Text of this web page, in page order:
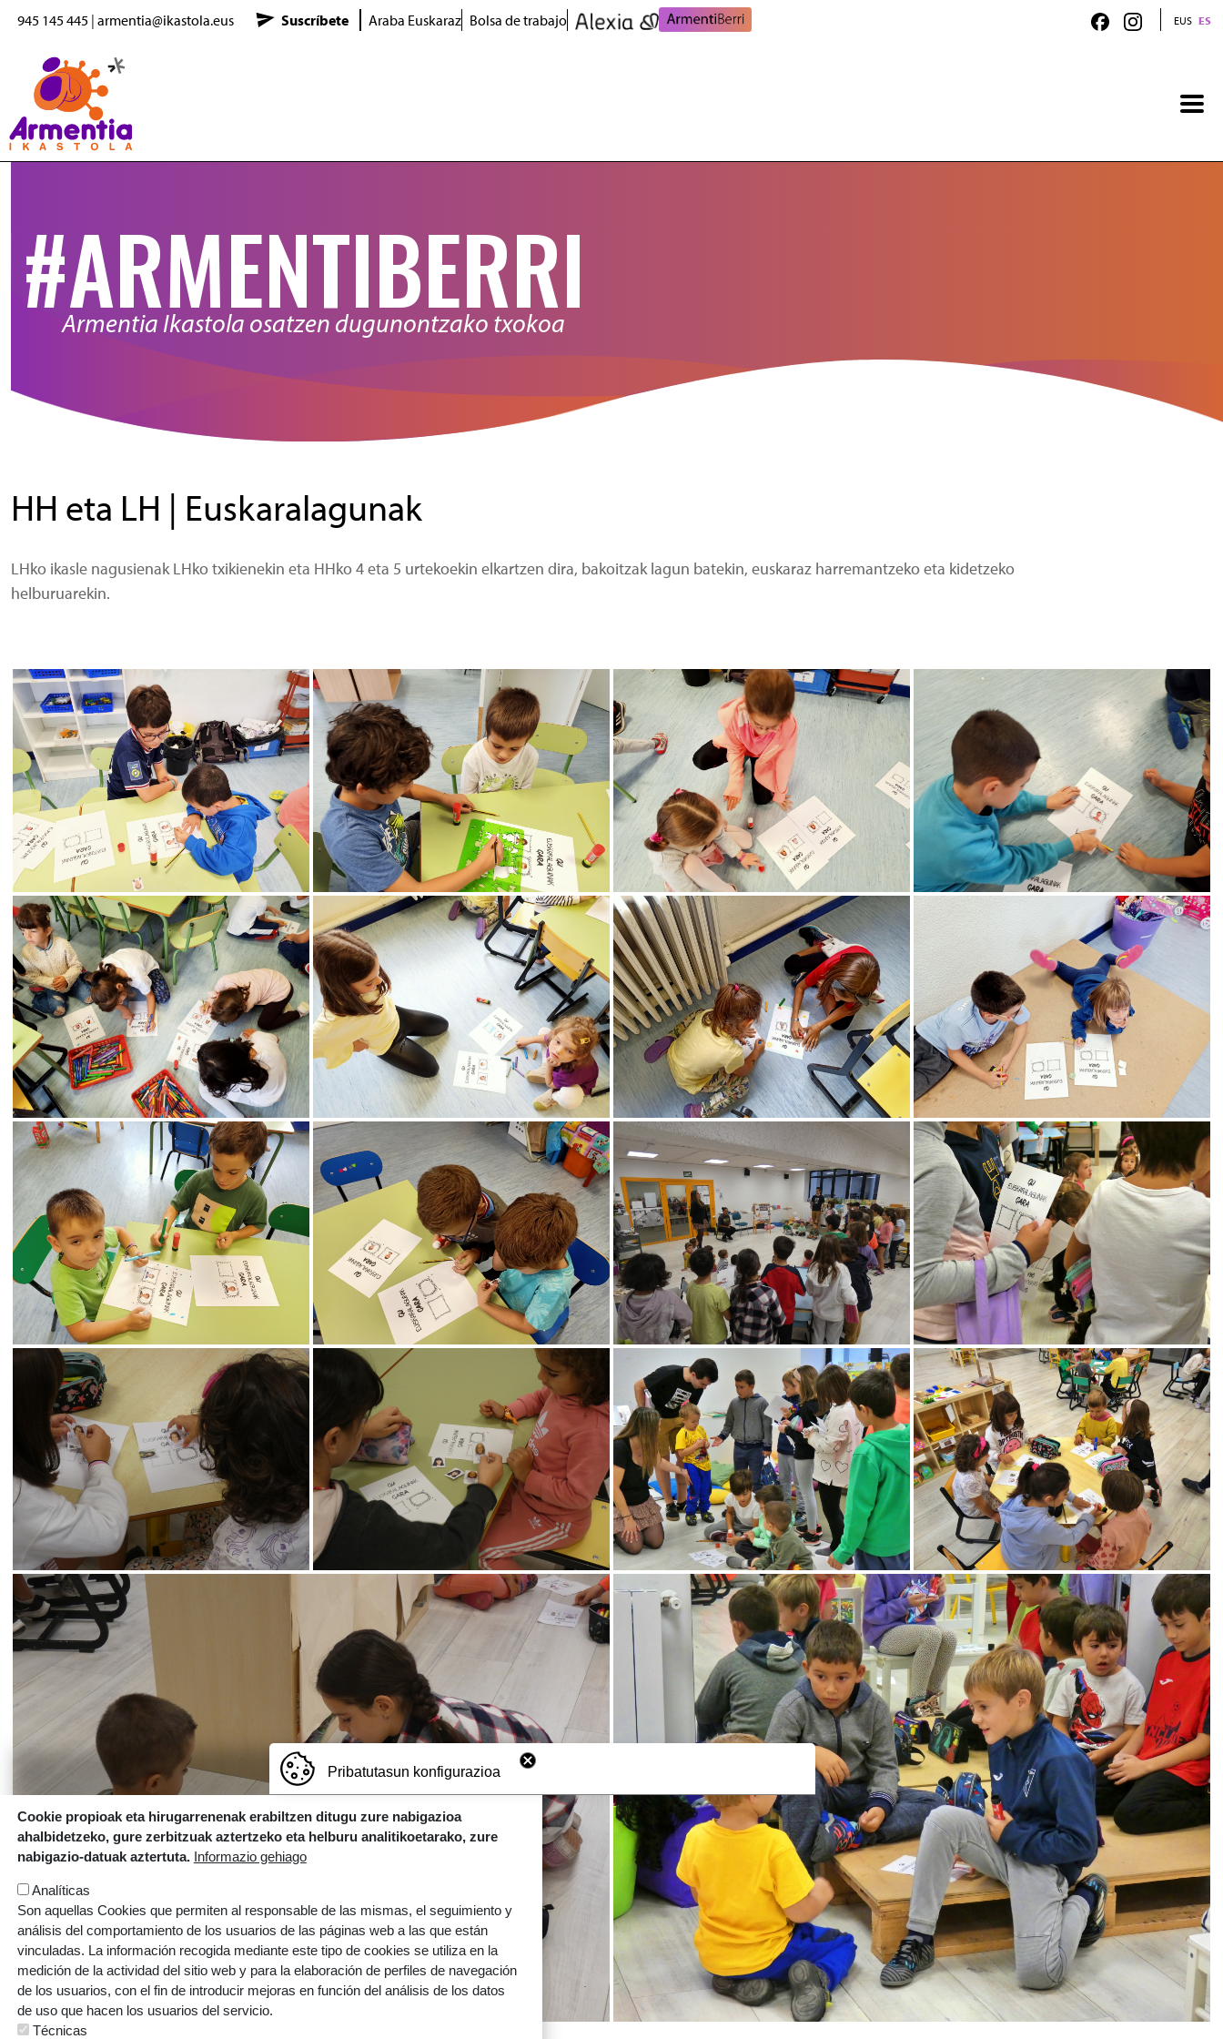
Pasar al contenido principal
945 145 445| armentia@ikastola.eus Suscríbete Araba Euskaraz Bolsa de trabajo EUS ES
#ARMENTIBERRI
Armentia Ikastola osatzen dugunontzako txokoa
HH eta LH | Euskaralagunak
LHko ikasle nagusienak LHko txikienekin eta HHko 4 eta 5 urtekoekin elkartzen dira, bakoitzak lagun batekin, euskaraz harremantzeko eta kidetzeko
helburuarekin.
Pribatutasun konfigurazioa
Cookie propioak eta hirugarrenenak erabiltzen ditugu zure nabigazioa
ahalbidetzeko, gure zerbitzuak aztertzeko eta helburu analitikoetarako, zure
nabigazio-datuak aztertuta. Informazio gehiago
Analíticas
Son aquellas Cookies que permiten al responsable de las mismas, el seguimiento y
análisis del comportamiento de los usuarios de las páginas web a las que están
vinculadas. La información recogida mediante este tipo de cookies se utiliza en la
medición de la actividad del sitio web y para la elaboración de perfiles de navegación
de los usuarios, con el fin de introducir mejoras en función del análisis de los datos
de uso que hacen los usuarios del servicio.
Técnicas